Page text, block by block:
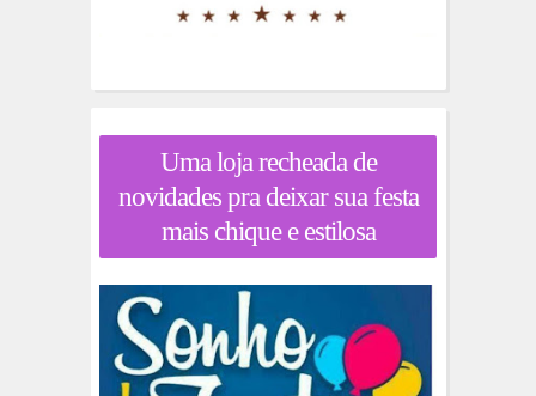
Uma loja recheada de
novidades pra deixar sua festa
mais chique e estilosa